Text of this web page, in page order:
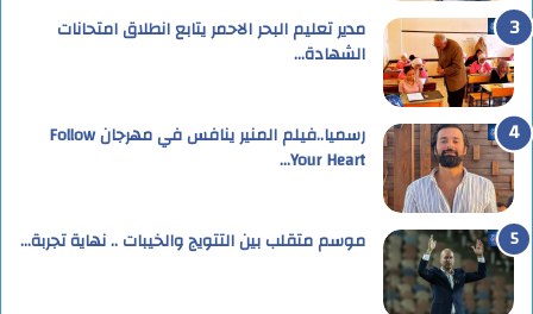
مدير تعليم البحر الاحمر يتابع انطلاق امتحانات
الشهادة…
رسميا..فيلم المنير ينافس في مهرجان Follow
Your Heart…
موسم متقلب بين التتويج والخيبات .. نهاية تجربة…